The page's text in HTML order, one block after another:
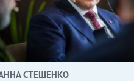
СТЕШЕНКО